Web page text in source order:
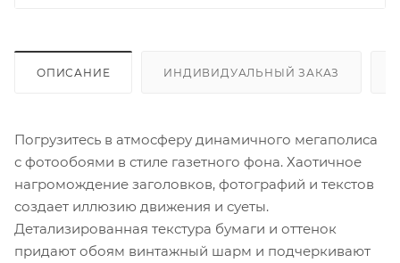
ОПИСАНИЕ ИНДИВИДУАЛЬНЫЙ ЗАКАЗ
Погрузитесь в атмосферу динамичного мегаполиса
с фотообоями в стиле газетного фона. Хаотичное
нагромождение заголовков, фотографий и текстов
создает иллюзию движения и суеты.
Детализированная текстура бумаги и оттенок
придают обоям винтажный шарм и подчеркивают